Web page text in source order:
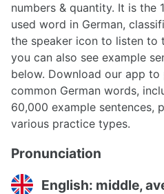
numbers & quantity. It is the
used word in German,
the speaker icon to listen to
you can also see example
below. Download our app
common German words,
60,000 example sentences,
various practice types.
Pronunciation
English: middle,